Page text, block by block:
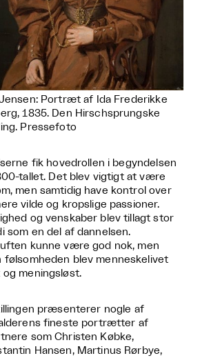
Portræt af Ida Frederikke
1835. Den Hirschsprungske
Pressefoto
fik hovedrollen i begyndelsen
tallet. Det blev vigtigt at være
men samtidig have kontrol over
vilde og kropslige passioner.
og venskaber blev tillagt stor
som en del af dannelsen.
kunne være god nok, men
følsomheden blev menneskelivet
meningsløst.
præsenterer nogle af
fineste portrætter af
som Christen Købke,
Hansen, Martinus Rørbye,